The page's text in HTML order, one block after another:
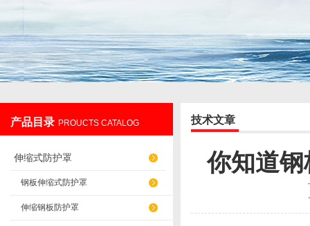
盐山华蒴机床附件制造有限公司
产品目录 PROUCTS CATALOG
伸缩式防护罩
钢板伸缩式防护罩
伸缩钢板防护罩
技术文章
你知道